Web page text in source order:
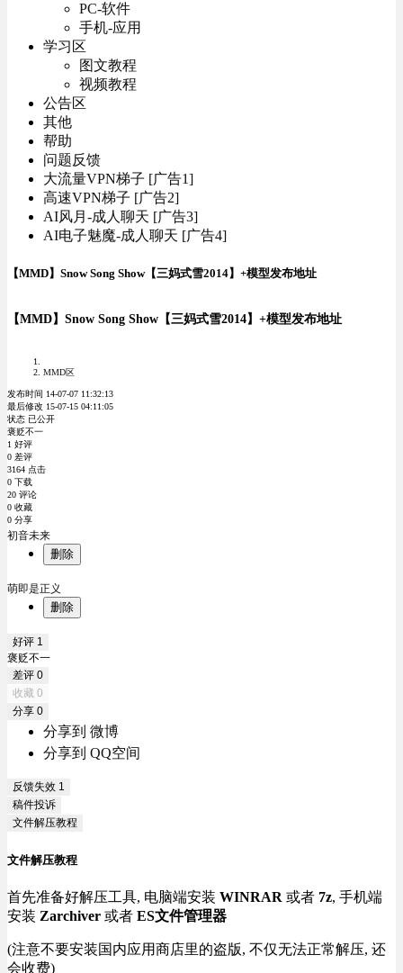
PC-软件
手机-应用
学习区
图文教程
视频教程
公告区
其他
帮助
问题反馈
大流量VPN梯子 [广告1]
高速VPN梯子 [广告2]
AI风月-成人聊天 [广告3]
AI电子魅魔-成人聊天 [广告4]
【MMD】Snow Song Show【三妈式雪2014】+模型发布地址
【MMD】Snow Song Show【三妈式雪2014】+模型发布地址
MMD区
发布时间 14-07-07 11:32:13
最后修改 15-07-15 04:11:05
状态 已公开
褒贬不一
1 好评
0 差评
3164 点击
0 下载
20 评论
0 收藏
0 分享
初音未来
删除
萌即是正义
删除
好评 1
褒贬不一
差评 0
收藏 0
分享 0
分享到 微博
分享到 QQ空间
反馈失效 1
稿件投诉
文件解压教程
文件解压教程
首先准备好解压工具, 电脑端安装 WINRAR 或者 7z, 手机端
安装 Zarchiver 或者 ES文件管理器
(注意不要安装国内应用商店里的盗版, 不仅无法正常解压, 还
会收费)